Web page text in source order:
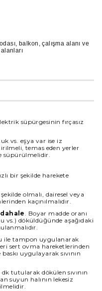
balkon, çalışma alanı ve
süpürgesinin fırçasız
vs. eşya var ise iz
temas eden yerler
süpürülmelidir.
bir şekilde harekete
olmalı, dairesel veya
kaçınılmalıdır.
. Boyar madde oranı
vs.) döküldüğünde aşağıdaki
ile tampon uygulanarak
sert ovma hareketlerinden
baskı uygulayarak sıvının
tutularak dökülen sıvının
suyun halının lekesiz